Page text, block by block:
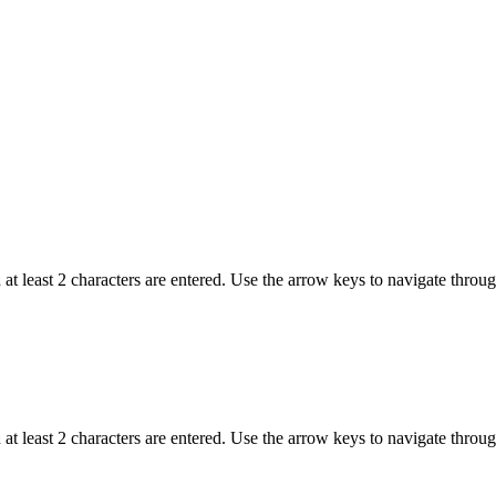
least 2 characters are entered. Use the arrow keys to navigate
least 2 characters are entered. Use the arrow keys to navigate